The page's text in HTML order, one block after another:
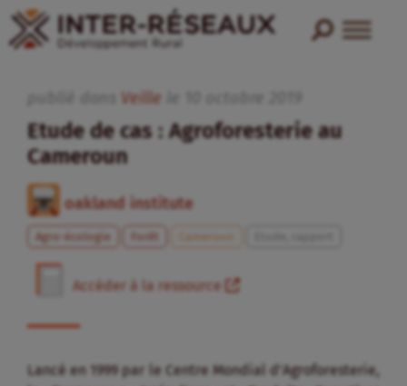
Veille
Etude de cas : Agroforesterie au
Cameroun
oakland institute
Agro-écologie Forêt Cameroun
Accéder à la ressource
Lancé en 1999 par le Centre Mondial d’Agroforesterie,